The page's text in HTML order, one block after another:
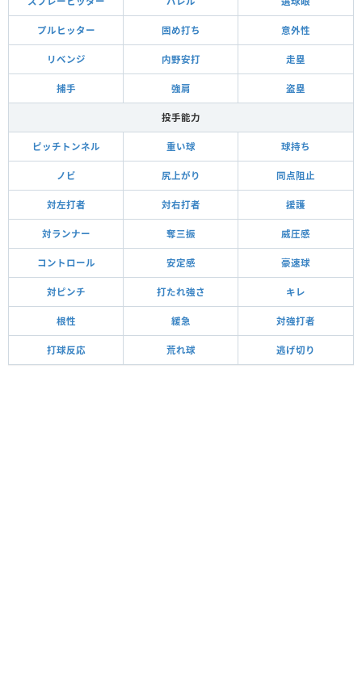
プルヒッター 固め打ち 意外性
リベンジ 内野安打 走塁
捕手 強肩 盗塁
投手能力
ピッチトンネル 重い球 球持ち
ノビ 尻上がり 同点阻止
対左打者 対右打者 援護
対ランナー 奪三振 威圧感
コントロール 安定感 豪速球
対ピンチ 打たれ強さ キレ
根性 緩急 対強打者
打球反応 荒れ球 逃げ切り